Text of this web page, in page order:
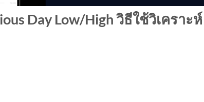
Day Low/High วิธีใช้วิเคราะห์